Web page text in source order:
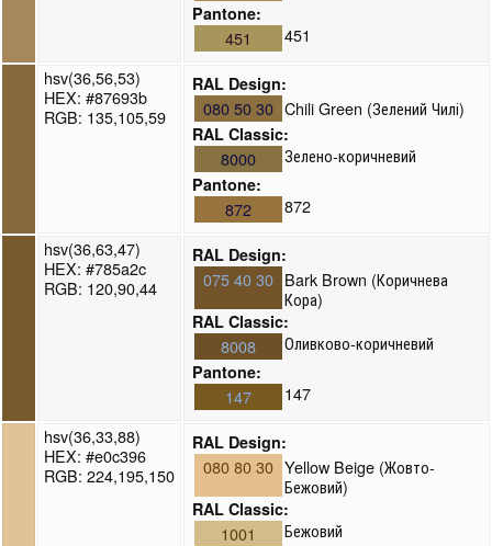
Pantone:
451
451
hsv(36,56,53)
HEX: #87693b
RGB: 135,105,59
RAL Design:
080 50 30 Chili Green (Зелений Чилі)
RAL Classic:
8000 Зелено-коричневий
Pantone:
872
872
hsv(36,63,47)
HEX: #785a2c
RGB: 120,90,44
RAL Design:
075 40 30 Bark Brown (Коричнева
Кора)
RAL Classic:
8008 Оливково-коричневий
Pantone:
147
147
hsv(36,33,88)
HEX: #e0c396
RGB: 224,195,150
RAL Design:
080 80 30 Yellow Beige (Жовто-
Бежовий)
RAL Classic:
1001 Бежовий